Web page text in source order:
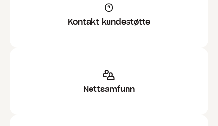
Kontakt kundestøtte
Nettsamfunn